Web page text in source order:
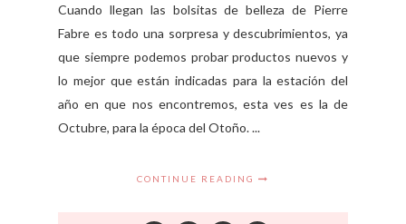
Cuando llegan las bolsitas de belleza de Pierre
Fabre es todo una sorpresa y descubrimientos, ya
que siempre podemos probar productos nuevos y
lo mejor que están indicadas para la estación del
año en que nos encontremos, esta ves es la de
Octubre, para la época del Otoño. ...
CONTINUE READING